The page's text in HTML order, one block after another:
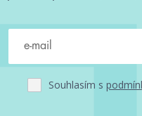
Souhlasím s